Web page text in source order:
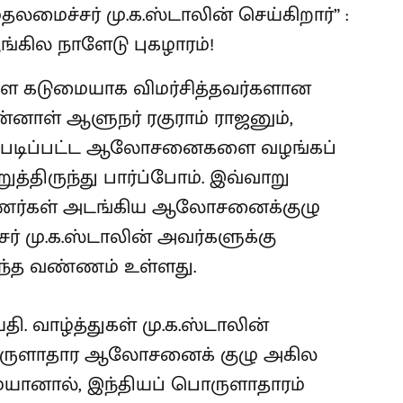
விமர்சித்தவர்களான
ஆளுநர் ரகுராம் ராஜனும்,
ஆலோசனைகளை வழங்கப்
பார்ப்போம். இவ்வாறு
அடங்கிய ஆலோசனைக்குழு
மு.க.ஸ்டாலின் அவர்களுக்கு
வண்ணம் உள்ளது.
வாழ்த்துகள் மு.க.ஸ்டாலின்
ஆலோசனைக் குழு அகில
இந்தியப் பொருளாதாரம்